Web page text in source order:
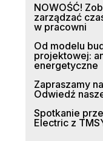
NOWOŚĆ!
zarządzać
w pracowni
Od modelu
projektowej:
energetyczne
Zapraszamy
Odwiedź
Spotkanie
Electric z